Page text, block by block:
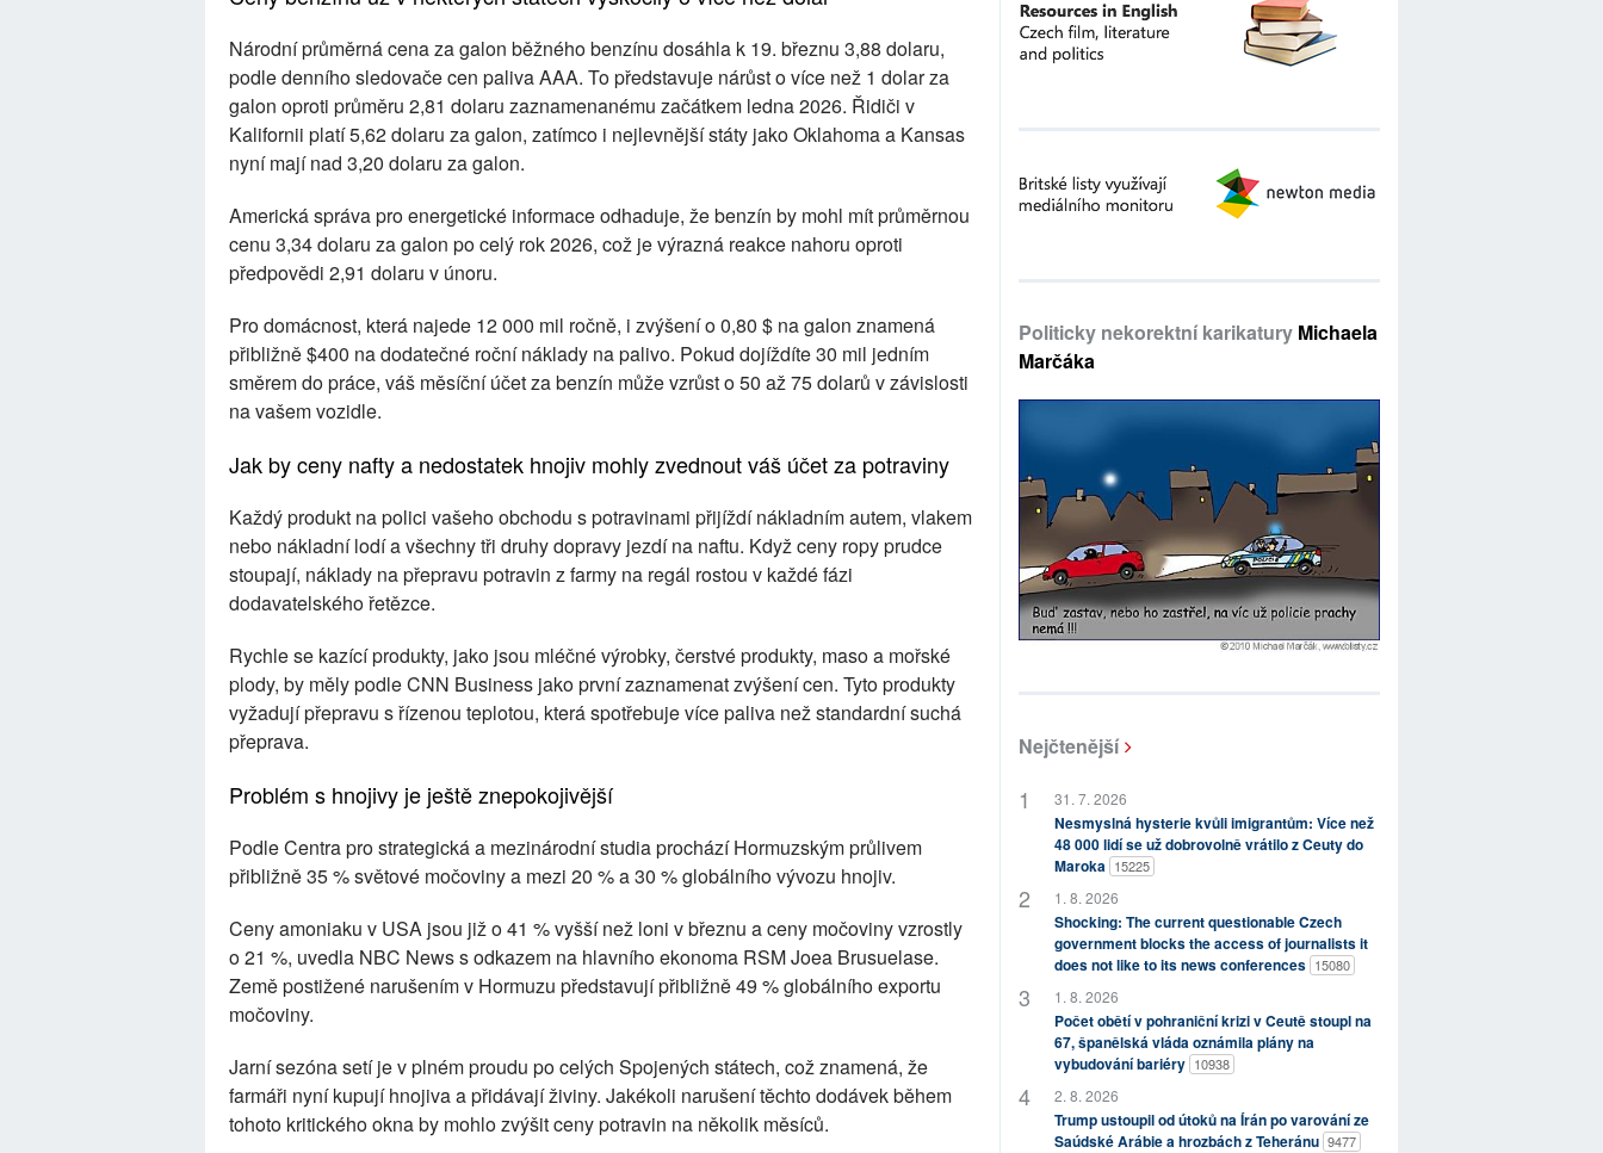
Národní průměrná cena za galon běžného benzínu dosáhla k 19. březnu 3,88 dolaru,
podle denního sledovače cen paliva AAA. To představuje nárůst o více než 1 dolar za
galon oproti průměru 2,81 dolaru zaznamenanému začátkem ledna 2026. Řidiči v
Kalifornii platí 5,62 dolaru za galon, zatímco i nejlevnější státy jako Oklahoma a Kansas
nyní mají nad 3,20 dolaru za galon.
Americká správa pro energetické informace odhaduje, že benzín by mohl mít průměrnou
cenu 3,34 dolaru za galon po celý rok 2026, což je výrazná reakce nahoru oproti
předpovědi 2,91 dolaru v únoru.
Pro domácnost, která najede 12 000 mil ročně, i zvýšení o 0,80 $ na galon znamená
přibližně $400 na dodatečné roční náklady na palivo. Pokud dojíždíte 30 mil jedním
směrem do práce, váš měsíční účet za benzín může vzrůst o 50 až 75 dolarů v závislosti
na vašem vozidle.
Jak by ceny nafty a nedostatek hnojiv mohly zvednout váš účet za potraviny
Každý produkt na polici vašeho obchodu s potravinami přijíždí nákladním autem, vlakem
nebo nákladní lodí a všechny tři druhy dopravy jezdí na naftu. Když ceny ropy prudce
stoupají, náklady na přepravu potravin z farmy na regál rostou v každé fázi
dodavatelského řetězce.
Rychle se kazící produkty, jako jsou mléčné výrobky, čerstvé produkty, maso a mořské
plody, by měly podle CNN Business jako první zaznamenat zvýšení cen. Tyto produkty
vyžadují přepravu s řízenou teplotou, která spotřebuje více paliva než standardní suchá
přeprava.
Problém s hnojivy je ještě znepokojivější
Podle Centra pro strategická a mezinárodní studia prochází Hormuzským průlivem
přibližně 35 % světové močoviny a mezi 20 % a 30 % globálního vývozu hnojiv.
Ceny amoniaku v USA jsou již o 41 % vyšší než loni v březnu a ceny močoviny vzrostly
o 21 %, uvedla NBC News s odkazem na hlavního ekonoma RSM Joea Brusuelase.
Země postižené narušením v Hormuzu představují přibližně 49 % globálního exportu
močoviny.
Jarní sezóna setí je v plném proudu po celých Spojených státech, což znamená, že
farmáři nyní kupují hnojiva a přidávají živiny. Jakékoli narušení těchto dodávek během
tohoto kritického okna by mohlo zvýšit ceny potravin na několik měsíců.
Politicky nekorektní karikatury Michaela
Marčáka
Nejčtenější
31. 7. 2026
Nesmyslná hysterie kvůli imigrantům: Více než
48 000 lidí se už dobrovolně vrátilo z Ceuty do
Maroka 15225
1. 8. 2026
Shocking: The current questionable Czech
government blocks the access of journalists it
does not like to its news conferences 15080
1. 8. 2026
Počet obětí v pohraniční krizi v Ceutě stoupl na
67, španělská vláda oznámila plány na
vybudování bariéry 10938
2. 8. 2026
Trump ustoupil od útoků na Írán po varování ze
Saúdské Arábie a hrozbách z Teheránu 9477